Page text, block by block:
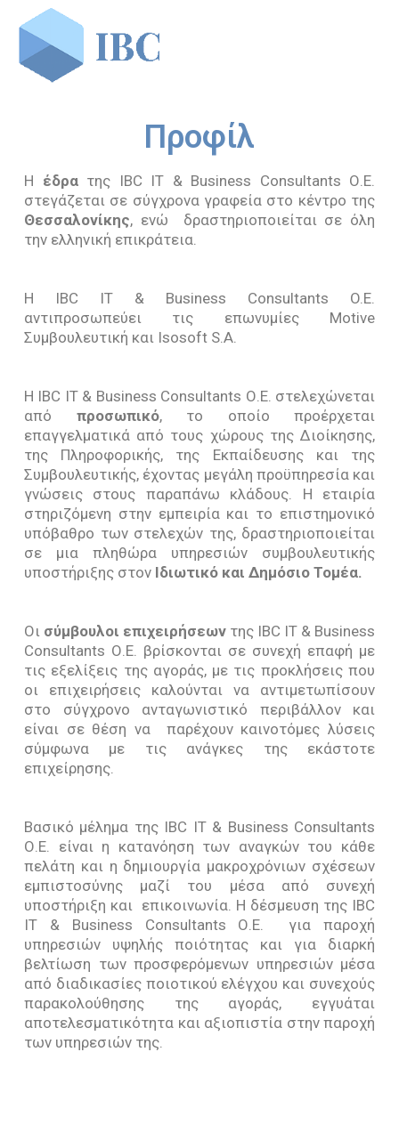
Αρχική
H Εταιρία
Ανθρώπινο Δυναμικό
Οργανόγραμμα
Επιδοτήσεις Επενδυτικών Προγραμμάτων
Τρέχουσες Επιδοτήσεις
Ευρωπαϊκά Προγράμματα
Σύστημα Διαχείρισης Ποιότητας-ISO 9001
Σύστημα Διαχείρισης Ποιότητας-ISO 9001
Σεμινάρια
Σύστημα Περιβαλλοντικής Διαχείρισης-ISO 14001
Σύστημα Διαχείρισης για Εργαστήρια Δοκιμών και
Διακριβώσεων-ISO 17025
Σύστημα Υγιεινής και Ασφάλειας Εργασίας-OHSAS
18001
ISO 20000 (ITSM)
ISO 37001:2016 Συστήματα Διαχείρισης κατά της
Δωροδοκίας
Σύστημα Διαχείρισης Ασφάλειας Πληροφοριών
(ISMS) -ISO 27001
ISO 39001
Υπηρεσίες Εναρμόνισης με τις Απαιτήσεις του Νέου
Ευρωπαϊκού Κανονισμού GDPR 2016/679
Μελέτες
Business Process Re-engineering
Στρατηγικός Σχεδιασμός-Επιχειρηματικά Σχέδια
Στελέχωση Ανθρώπινου Δυναμικού με Σύστημα
Μελέτες Σκοπιμότητας και Βιωσιμότητας
Κλαδικές Μελέτες
Έρευνα Αγοράς
Πελάτες
Δημόσιος Τομέας
Τα Νέα Μας
Προϊόντα
Process
Market Campaign
Επικοινωνία
Προφίλ
Η έδρατης IBC IT & Business Consultants Ο.Ε.
στεγάζεται σε σύγχρονα γραφεία στο κέντρο της
Θεσσαλονίκης, ενώ δραστηριοποιείται σε όλη
την ελληνική επικράτεια.
H IBC IT & Business Consultants O.E.
αντιπροσωπεύει τις επωνυμίες Motive
Συμβουλευτική και Isosoft S.A.
Η IBC IT & Business Consultants Ο.Ε. στελεχώνεται
από προσωπικό, το οποίο προέρχεται
επαγγελματικά από τους χώρους της Διοίκησης,
της Πληροφορικής, της Εκπαίδευσης και της
Συμβουλευτικής, έχοντας μεγάλη προϋπηρεσία και
γνώσεις στους παραπάνω κλάδους. Η εταιρία
στηριζόμενη στην εμπειρία και το επιστημονικό
υπόβαθρο των στελεχών της, δραστηριοποιείται
σε μια πληθώρα υπηρεσιών συμβουλευτικής
υποστήριξης στον Ιδιωτικό και Δημόσιο Τομέα.
Οι σύμβουλοι επιχειρήσεων της IBC IT & Business
Consultants Ο.Ε. βρίσκονται σε συνεχή επαφή με
τις εξελίξεις της αγοράς, με τις προκλήσεις που
οι επιχειρήσεις καλούνται να αντιμετωπίσουν
στο σύγχρονο ανταγωνιστικό περιβάλλον και
είναι σε θέση να παρέχουν καινοτόμες λύσεις
σύμφωνα με τις ανάγκες της εκάστοτε
επιχείρησης.
Βασικό μέλημα της IBC IT & Business Consultants
Ο.Ε. είναι η κατανόηση των αναγκών του κάθε
πελάτη και η δημιουργία μακροχρόνιων σχέσεων
εμπιστοσύνης μαζί του μέσα από συνεχή
υποστήριξη και επικοινωνία. Η δέσμευση της IBC
IT & Business Consultants Ο.Ε. για παροχή
υπηρεσιών υψηλής ποιότητας και για διαρκή
βελτίωση των προσφερόμενων υπηρεσιών μέσα
από διαδικασίες ποιοτικού ελέγχου και συνεχούς
παρακολούθησης της αγοράς, εγγυάται
αποτελεσματικότητα και αξιοπιστία στην παροχή
των υπηρεσιών της.